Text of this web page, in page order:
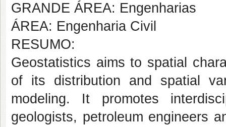
GRANDE ÁREA: Engenharias
ÁREA: Engenharia Civil
RESUMO:
Geostatistics aims to spatial
of its distribution and spatial
modeling. It promotes
geologists, petroleum engineers